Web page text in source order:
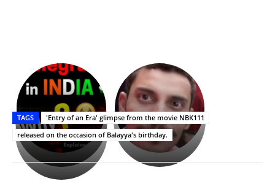
భగవంతుని
ప్రసాదం
తీర్థం..తులసీదళం
లేకుండా
అసంపూర్ణం
కేజీఎఫ్
సినిమాతో
పాన్
ఇండియా
స్టార్
హీరోయిన్‏గా
శ్రీనిధి
Upasana:
భర్తపై
రివెంజ్
తీర్చుకున్న
ఉపాసన..
పాపం
రామ్
TAGS
'Entry of an Era' glimpse from the movie NBK111
released on the occasion of Balayya's birthday.